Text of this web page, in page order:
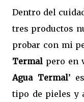
Dentro del
tres productos
probar con mi
Termal pero en
Agua Termal’
tipo de pieles y